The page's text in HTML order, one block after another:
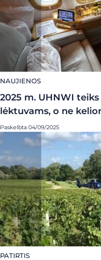
NAUJIENOS
2025 m. UHNWI
lėktuvams, o ne
Paskelbta 04/09/2025
PATIRTIS